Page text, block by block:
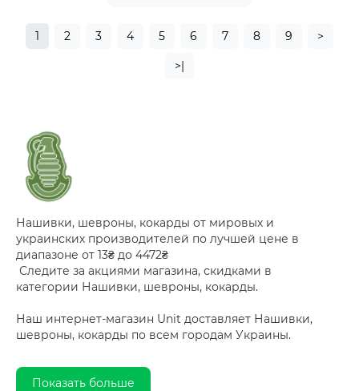
1 2 3 4 5 6 7 8 9 >
>|
Нашивки, шевроны, кокарды от мировых и
украинских производителей по лучшей цене в
диапазоне от 13₴ до 4472₴
Следите за акциями магазина, скидками в
категории Нашивки, шевроны, кокарды.
Наш интернет-магазин Unit доставляет Нашивки,
шевроны, кокарды по всем городам Украины.
Показать больше